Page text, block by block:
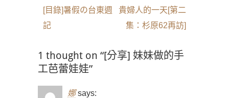
章
導
覽
Previous
post:
[目錄]暑假の台東週
記
Next
post:
貴婦人的一天[第二
集：杉原62再訪]
1 thought on “[分享] 妹妹做的手
工芭蕾娃娃”
娜 says: